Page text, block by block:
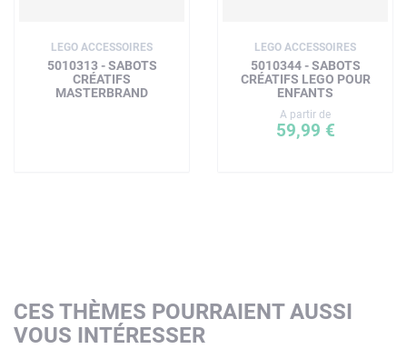
LEGO ACCESSOIRES
5010313 - SABOTS
CRÉATIFS
MASTERBRAND
LEGO ACCESSOIRES
5010344 - SABOTS
CRÉATIFS LEGO POUR
ENFANTS
A partir de
59,99 €
CES THÈMES POURRAIENT AUSSI
VOUS INTÉRESSER